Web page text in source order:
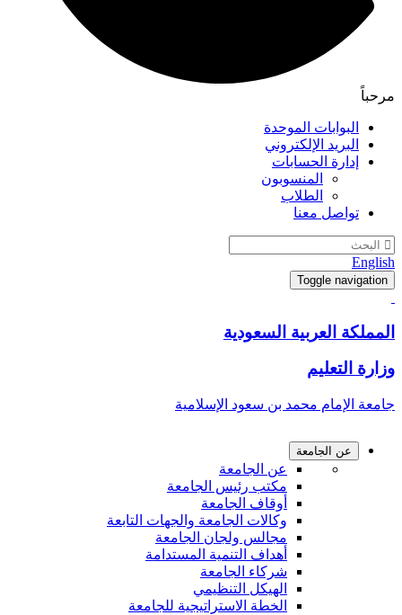
البوابات الموحدة
البريد الإلكتروني
إدارة الحسابات
المنسوبون
الطلاب
تواصل معنا
Toggle
العربية السعودية
التعليم
الإمام محمد بن سعود الإسلامية
عن الجامعة
عن الجامعة
مكتب رئيس الجامعة
أوقاف الجامعة
وكالات الجامعة والجهات التابعة
مجالس ولجان الجامعة
أهداف التنمية المستدامة
شركاء الجامعة
الهيكل التنظيمي
الخطة الاستراتيجية للجامعة